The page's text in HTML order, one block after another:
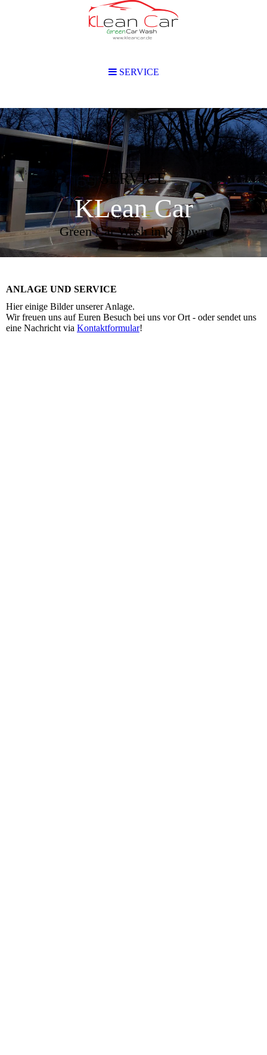
SERVICE
KLean Car
Green Car Wash in K-Town
ANLAGE UND SERVICE
Hier einige Bilder unserer Anlage.
Wir freuen uns auf Euren Besuch bei uns vor Ort - oder sendet uns
eine Nachricht via Kontaktformular!
SERVICE